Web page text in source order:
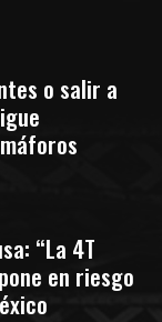
o salir a
“La 4T
en riesgo